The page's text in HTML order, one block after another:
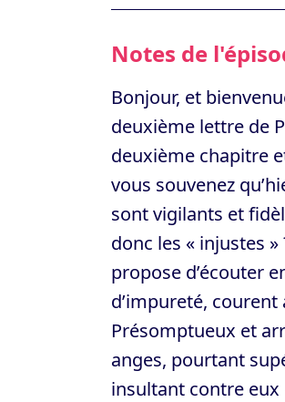
Notes de
Bonjour, et
deuxième lettre de
deuxième chapitre
vous souvenez
sont vigilants et
donc les « injustes
propose d’écouter
d’impureté,
Présomptueux et
anges, pourtant
insultant contre eux